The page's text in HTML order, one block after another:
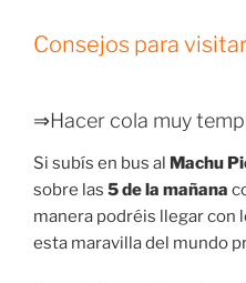
Consejos para
⇒Hacer cola muy
Si subís en bus al Machu
sobre las 5 de la mañana
manera podréis llegar con
esta maravilla del mundo